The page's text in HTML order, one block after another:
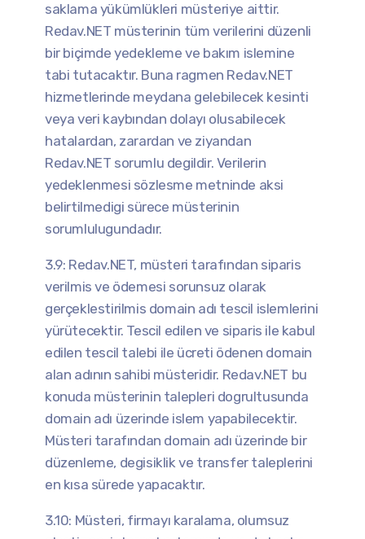
saklama yükümlükleri müsteriye aittir.
Redav.NET müsterinin tüm verilerini düzenli
bir biçimde yedekleme ve bakım islemine
tabi tutacaktır. Buna ragmen Redav.NET
hizmetlerinde meydana gelebilecek kesinti
veya veri kaybından dolayı olusabilecek
hatalardan, zarardan ve ziyandan
Redav.NET sorumlu degildir. Verilerin
yedeklenmesi sözlesme metninde aksi
belirtilmedigi sürece müsterinin
sorumlulugundadır.
3.9: Redav.NET, müsteri tarafından siparis
verilmis ve ödemesi sorunsuz olarak
gerçeklestirilmis domain adı tescil islemlerini
yürütecektir. Tescil edilen ve siparis ile kabul
edilen tescil talebi ile ücreti ödenen domain
alan adının sahibi müsteridir. Redav.NET bu
konuda müsterinin talepleri dogrultusunda
domain adı üzerinde islem yapabilecektir.
Müsteri tarafından domain adı üzerinde bir
düzenleme, degisiklik ve transfer taleplerini
en kısa sürede yapacaktır.
3.10: Müsteri, firmayı karalama, olumsuz